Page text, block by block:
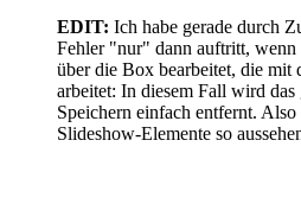
EDIT: Ich habe gerade durch
Fehler "nur" dann auftritt,
über die Box bearbeitet, die
arbeitet: In diesem Fall wird
Speichern einfach entfernt.
Slideshow-Elemente so